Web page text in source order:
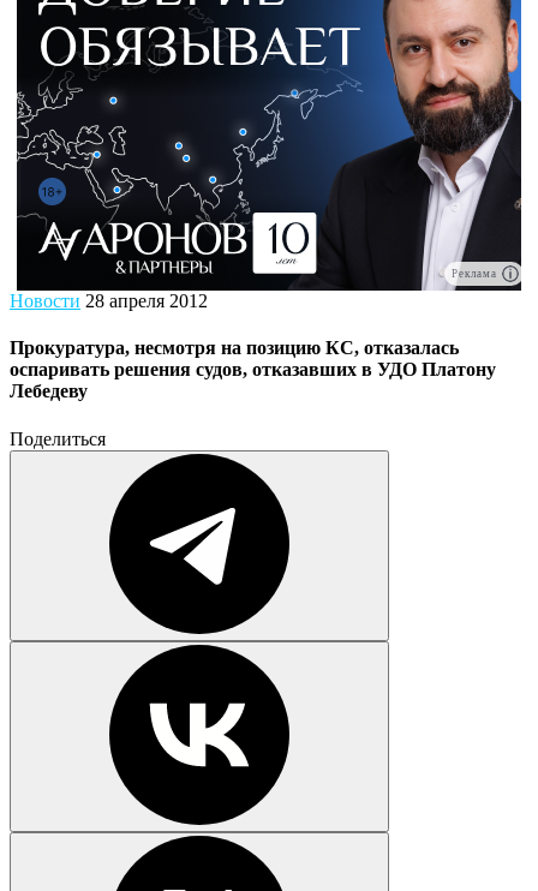
Реклама
Новости 28 апреля 2012
Прокуратура, несмотря на позицию КС, отказалась
оспаривать решения судов, отказавших в УДО Платону
Лебедеву
Поделиться